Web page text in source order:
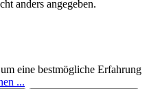
anders angegeben.
eine bestmögliche Erfahrung
...